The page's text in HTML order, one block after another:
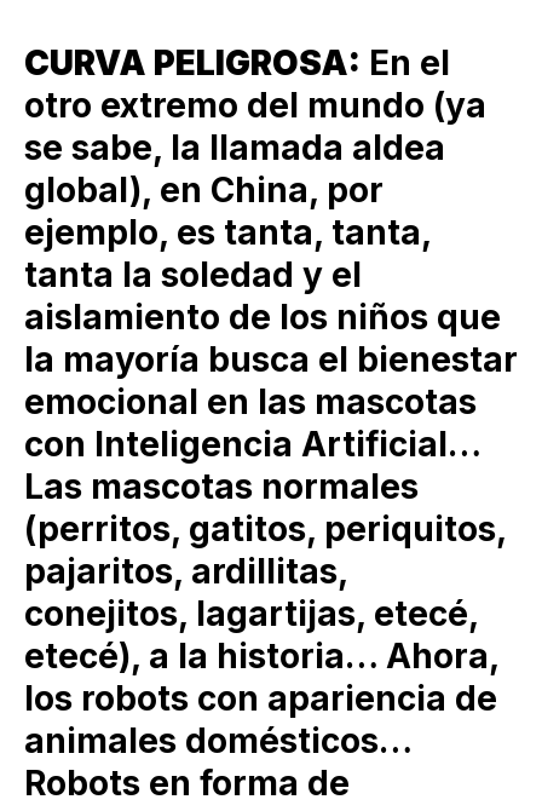
CURVA PELIGROSA: En el
otro extremo del mundo (ya
se sabe, la llamada aldea
global), en China, por
ejemplo, es tanta, tanta,
tanta la soledad y el
aislamiento de los niños que
la mayoría busca el bienestar
emocional en las mascotas
con Inteligencia Artificial…
Las mascotas normales
(perritos, gatitos, periquitos,
pajaritos, ardillitas,
conejitos, lagartijas, etecé,
etecé), a la historia… Ahora,
los robots con apariencia de
animales domésticos…
Robots en forma de